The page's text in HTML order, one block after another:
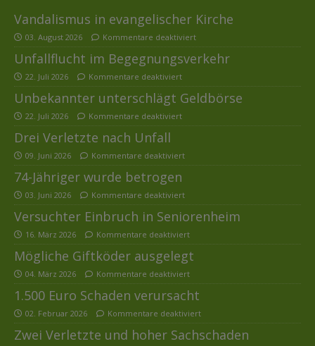
Vandalismus in evangelischer Kirche
03. August 2026 Kommentare deaktiviert
Unfallflucht im Begegnungsverkehr
22. Juli 2026 Kommentare deaktiviert
Unbekannter unterschlägt Geldbörse
22. Juli 2026 Kommentare deaktiviert
Drei Verletzte nach Unfall
09. Juni 2026 Kommentare deaktiviert
74-Jähriger wurde betrogen
03. Juni 2026 Kommentare deaktiviert
Versuchter Einbruch in Seniorenheim
16. März 2026 Kommentare deaktiviert
Mögliche Giftköder ausgelegt
04. März 2026 Kommentare deaktiviert
1.500 Euro Schaden verursacht
02. Februar 2026 Kommentare deaktiviert
Zwei Verletzte und hoher Sachschaden